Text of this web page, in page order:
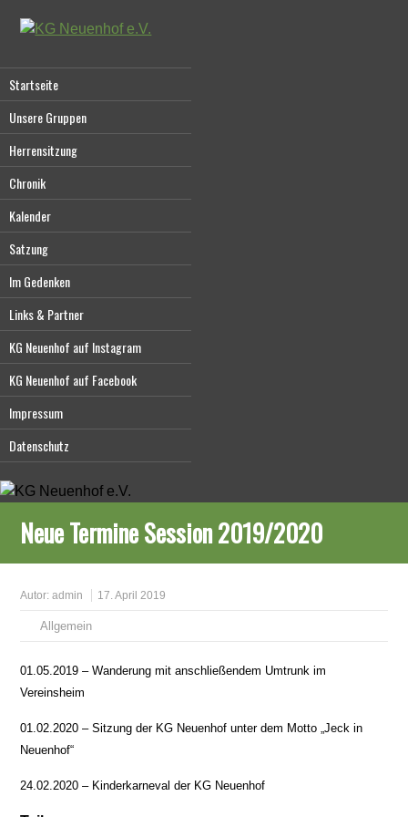
Startseite
Unsere Gruppen
Herrensitzung
Chronik
Kalender
Satzung
Im Gedenken
Links & Partner
KG Neuenhof auf Instagram
KG Neuenhof auf Facebook
Impressum
Datenschutz
Neue Termine Session 2019/2020
Autor:admin 17. April 2019
Allgemein
01.05.2019 – Wanderung mit anschließendem Umtrunk im
Vereinsheim
01.02.2020 – Sitzung der KG Neuenhof unter dem Motto „Jeck in
Neuenhof“
24.02.2020 – Kinderkarneval der KG Neuenhof